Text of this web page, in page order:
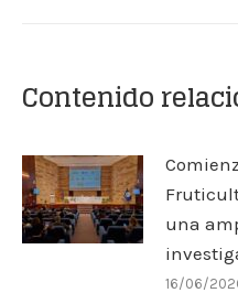
Contenido
una
16/06/